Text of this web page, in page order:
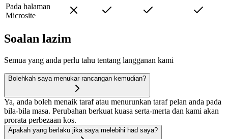
Pada halaman
Microsite
Soalan lazim
Semua yang anda perlu tahu tentang langganan kami
Bolehkah saya menukar rancangan kemudian?
Ya, anda boleh menaik taraf atau menurunkan taraf pelan anda pada
bila-bila masa. Perubahan berkuat kuasa serta-merta dan kami akan
prorata perbezaan kos.
Apakah yang berlaku jika saya melebihi had saya?